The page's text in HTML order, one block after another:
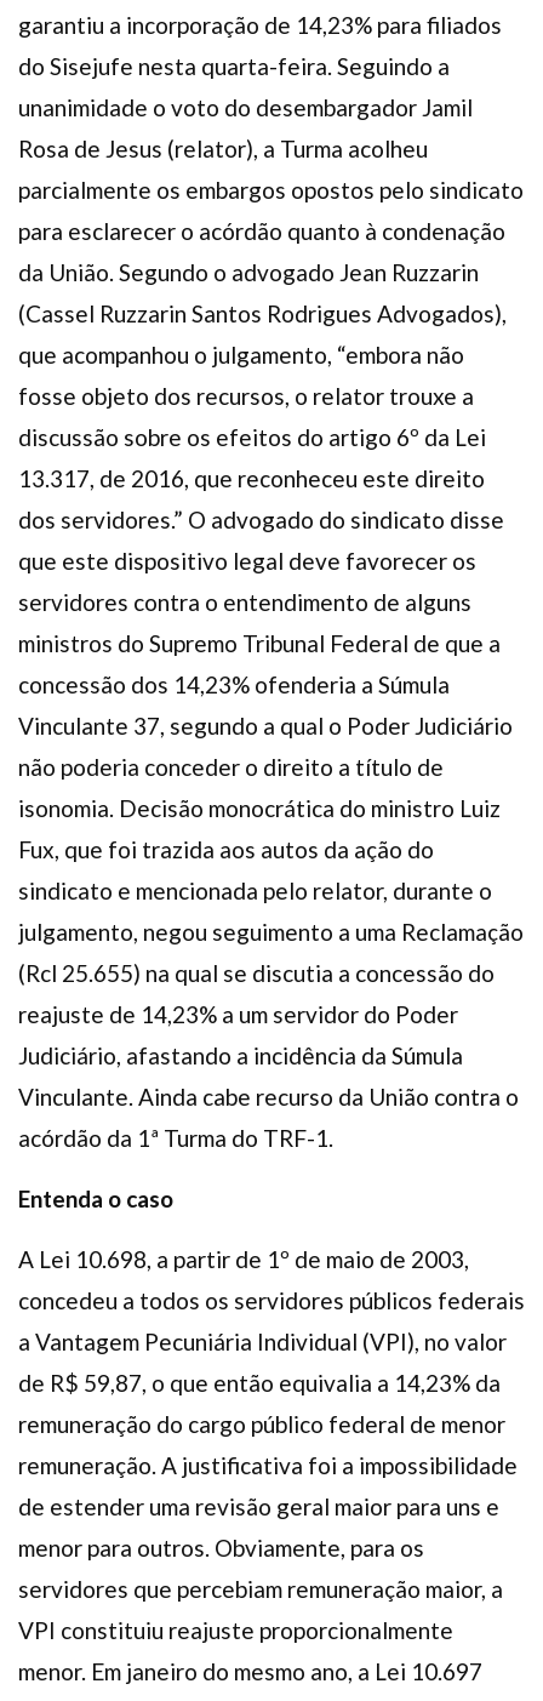
garantiu a incorporação de 14,23% para filiados
do Sisejufe nesta quarta-feira. Seguindo a
unanimidade o voto do desembargador Jamil
Rosa de Jesus (relator), a Turma acolheu
parcialmente os embargos opostos pelo sindicato
para esclarecer o acórdão quanto à condenação
da União. Segundo o advogado Jean Ruzzarin
(Cassel Ruzzarin Santos Rodrigues Advogados),
que acompanhou o julgamento, “embora não
fosse objeto dos recursos, o relator trouxe a
discussão sobre os efeitos do artigo 6º da Lei
13.317, de 2016, que reconheceu este direito
dos servidores.” O advogado do sindicato disse
que este dispositivo legal deve favorecer os
servidores contra o entendimento de alguns
ministros do Supremo Tribunal Federal de que a
concessão dos 14,23% ofenderia a Súmula
Vinculante 37, segundo a qual o Poder Judiciário
não poderia conceder o direito a título de
isonomia. Decisão monocrática do ministro Luiz
Fux, que foi trazida aos autos da ação do
sindicato e mencionada pelo relator, durante o
julgamento, negou seguimento a uma Reclamação
(Rcl 25.655) na qual se discutia a concessão do
reajuste de 14,23% a um servidor do Poder
Judiciário, afastando a incidência da Súmula
Vinculante. Ainda cabe recurso da União contra o
acórdão da 1ª Turma do TRF-1.
Entenda o caso
A Lei 10.698, a partir de 1º de maio de 2003,
concedeu a todos os servidores públicos federais
a Vantagem Pecuniária Individual (VPI), no valor
de R$ 59,87, o que então equivalia a 14,23% da
remuneração do cargo público federal de menor
remuneração. A justificativa foi a impossibilidade
de estender uma revisão geral maior para uns e
menor para outros. Obviamente, para os
servidores que percebiam remuneração maior, a
VPI constituiu reajuste proporcionalmente
menor. Em janeiro do mesmo ano, a Lei 10.697